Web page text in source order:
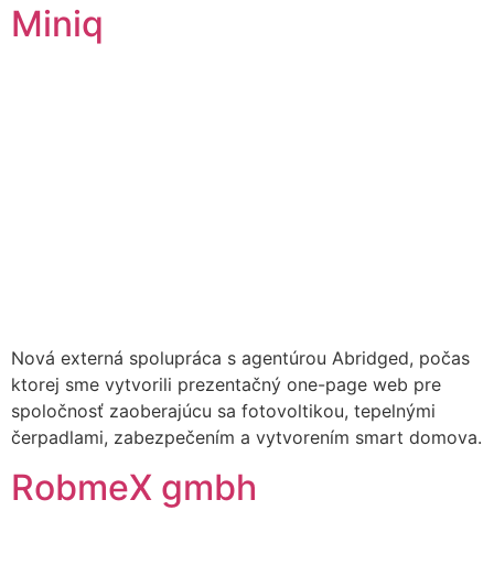
Miniq
Nová externá spolupráca s agentúrou Abridged, počas
ktorej sme vytvorili prezentačný one-page web pre
spoločnosť zaoberajúcu sa fotovoltikou, tepelnými
čerpadlami, zabezpečením a vytvorením smart domova.
RobmeX gmbh